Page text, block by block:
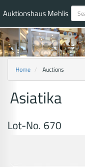
Auktionshaus Mehlis
Home Auctions
Asiatika
Lot-No. 670